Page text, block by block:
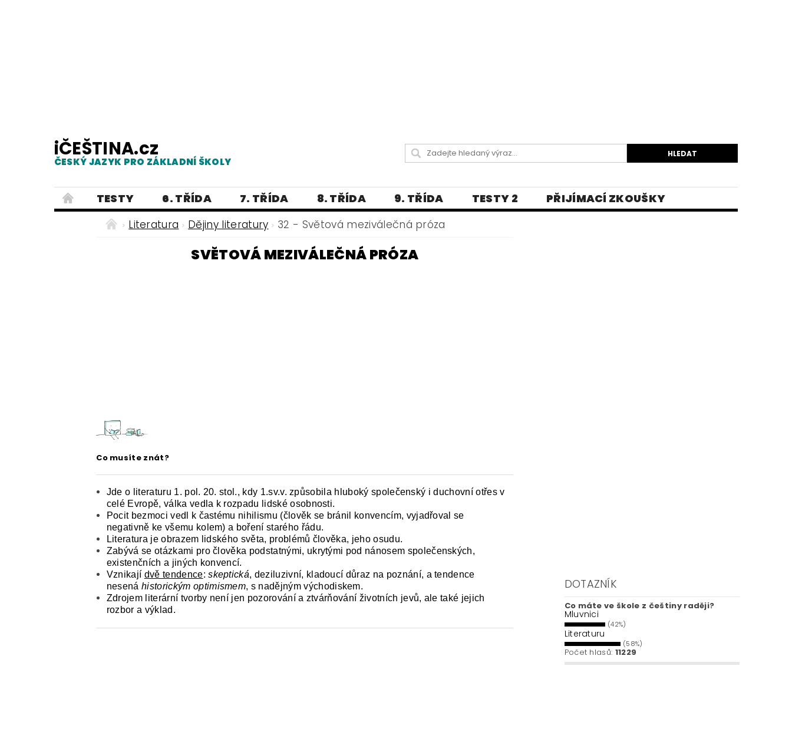
iČEŠTINA.cz
ČESKÝ JAZYK PRO ZÁKLADNÍ ŠKOLY
TESTY 6. TŘÍDA 7. TŘÍDA 8. TŘÍDA 9. TŘÍDA TESTY 2
PŘIJÍMACÍ ZKOUŠKY
PRAVOPIS
PRACOVNÍ LISTY LITERATURA JAZYKOVĚDNÝ SLOVNÍČEK
ČEŠTINA PRO UKRAJINCE - ЧЕСЬКА МОВА ДЛЯ УКРАЇНЦІВ
BLOG - VŠE O ČEŠTINĚ
Literatura Dějiny literatury 32 - Světová meziválečná próza
SVĚTOVÁ MEZIVÁLEČNÁ PRÓZA
Co musíte znát?
Jde o literaturu 1. pol. 20. stol., kdy 1.sv.v. způsobila hluboký společenský i duchovní otřes v
celé Evropě, válka vedla k rozpadu lidské osobnosti.
Pocit bezmoci vedl k častému nihilismu (člověk se bránil konvencím, vyjadřoval se
negativně ke všemu kolem) a boření starého řádu.
Literatura je obrazem lidského světa, problémů člověka, jeho osudu.
Zabývá se otázkami pro člověka podstatnými, ukrytými pod nánosem společenských,
existenčních a jiných konvencí.
Vznikají dvě tendence:skeptická, deziluzivní, kladoucí důraz na poznání, a tendence
nesenáhistorickým optimismem, s nadějným východiskem.
Zdrojem literární tvorby není jen pozorování a ztvárňování životních jevů, ale také jejich
rozbor a výklad.
DOTAZNÍK
Co máte ve škole z češtiny raději?
Mluvnici
(42%)
Literaturu
(58%)
Počet hlasů: 11229